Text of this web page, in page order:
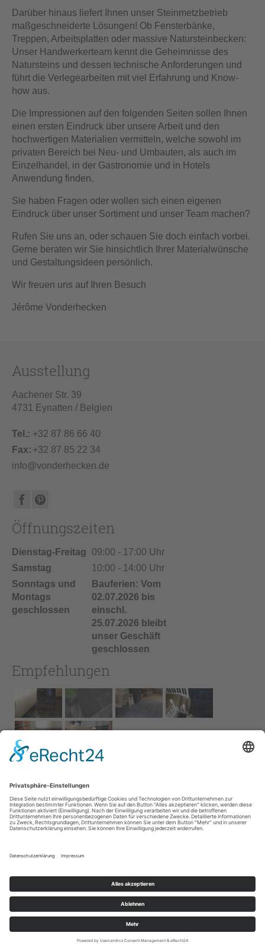
Darüber hinaus liefert Ihnen unser Steinmetzbetrieb
maßgeschneiderte Lösungen! Ob Fensterbänke,
Treppen, Arbeitsplatten oder massive Natursteinbecken:
Unser Handwerkerteam kennt die Geheimnisse des
Natursteins und dessen technische Anforderungen und
führt die Verlegearbeiten mit viel Erfahrung und Know-
how aus.
Die Impressionen auf den folgenden Seiten sollen Ihnen
einen ersten Eindruck über unsere Arbeit und den
hochwertigen Materialien vermitteln, welche sowohl im
privaten Bereich bei Neu- und Umbauten, als auch im
Einzelhandel, in der Gastronomie und in Hotels
Anwendung finden.
Sie haben Fragen oder wollen sich einen eigenen
Eindruck über unser Sortiment und unser Team machen?
Rufen Sie uns an, oder schauen Sie doch einfach vorbei.
Gerne beraten wir Sie hinsichtlich Ihrer Materialwünsche
und Gestaltungsideen persönlich.
Wir freuen uns auf Ihren Besuch
Jérôme Vonderhecken
Ausstellung
Aachener Str. 39
4731 Eynatten / Belgien
Tel.: +32 87 86 66 40
Fax: +32 87 85 22 34
info@vonderhecken.de
Öffnungszeiten
Dienstag-Freitag
09:00 - 17:00 Uhr
Samstag
10:00 - 14:00 Uhr
Sonntags und
Montags
geschlossen
Bauferien: Vom
02.07.2026 bis
einschl.
25.07.2026 bleibt
unser Geschäft
geschlossen
Empfehlungen
Impressum
AGB
Service
Cookie-Einstellungen Home Kontakt
© 2026 Naturstein Vonderhecken